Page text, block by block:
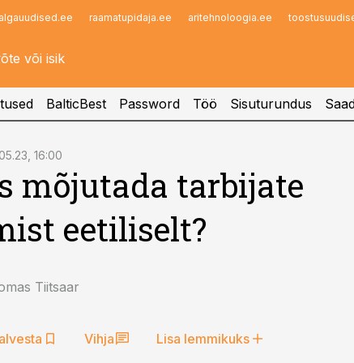
raamatupidaja.ee aritehnoloogia.ee
Infopank
BalticBest Password Töö Sisuturundus
16:00
mõjutada tarbijate
eetiliselt?
Tiitsaar
Vihja Lisa lemmikuks